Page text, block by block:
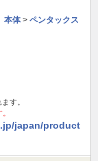
本体> ペンタックス
す。
japan/product